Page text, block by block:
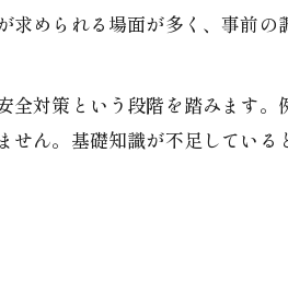
められる場面が多く、事前の
対策という段階を踏みます
ん。基礎知識が不足してい